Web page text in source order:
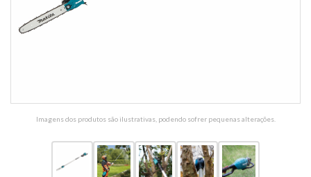
Imagens dos produtos são ilustrativas, podendo sofrer pequenas alterações.